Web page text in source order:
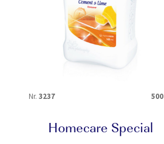
Nr. 3237 500
Homecare Special